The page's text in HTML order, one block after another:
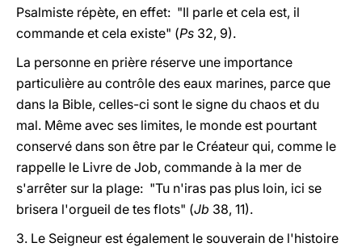
Psalmiste répète, en effet: "Il parle et cela est, il
commande et cela existe" (Ps 32, 9).
La personne en prière réserve une importance
particulière au contrôle des eaux marines, parce que
dans la Bible, celles-ci sont le signe du chaos et du
mal. Même avec ses limites, le monde est pourtant
conservé dans son être par le Créateur qui, comme le
rappelle le Livre de Job, commande à la mer de
s'arrêter sur la plage: "Tu n'iras pas plus loin, ici se
brisera l'orgueil de tes flots" (Jb 38, 11).
3. Le Seigneur est également le souverain de l'histoire